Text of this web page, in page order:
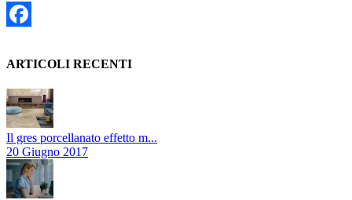
ARTICOLI RECENTI
Il gres porcellanato effetto m...
20 Giugno 2017